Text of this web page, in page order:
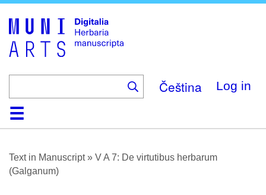
Čeština Log in
HomeBrowse
About
HelpContactDigitalia
Text in Manuscript» V A 7: De virtutibus herbarum
(Galganum)